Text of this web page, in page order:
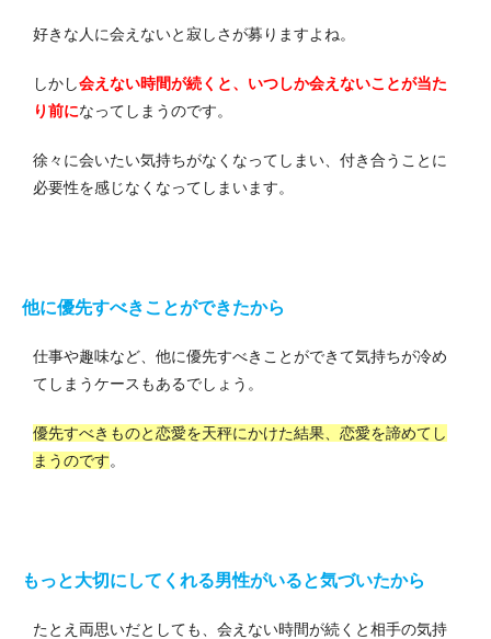
好きな人に会えないと寂しさが募りますよね。
しかし会えない時間が続くと、いつしか会えないことが当た
り前になってしまうのです。
徐々に会いたい気持ちがなくなってしまい、付き合うことに
必要性を感じなくなってしまいます。
他に優先すべきことができたから
仕事や趣味など、他に優先すべきことができて気持ちが冷め
てしまうケースもあるでしょう。
優先すべきものと恋愛を天秤にかけた結果、恋愛を諦めてし
まうのです。
もっと大切にしてくれる男性がいると気づいたから
たとえ両思いだとしても、会えない時間が続くと相手の気持